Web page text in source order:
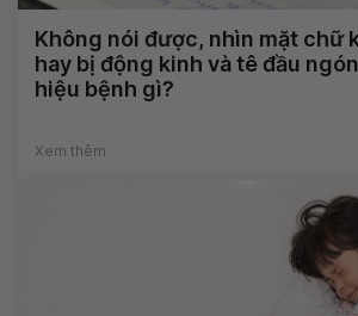
Không nói được, nhìn mặt chữ
hay bị động kinh và tê đầu
hiệu bệnh gì?
Xem thêm